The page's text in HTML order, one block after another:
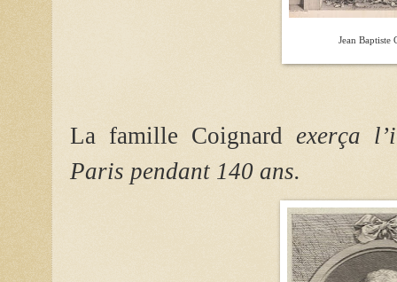
Jean Baptiste
La famille Coignard exerça
Paris pendant 140 ans.